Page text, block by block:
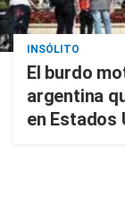
INSÓLITO
El burdo
argentina
en Estados